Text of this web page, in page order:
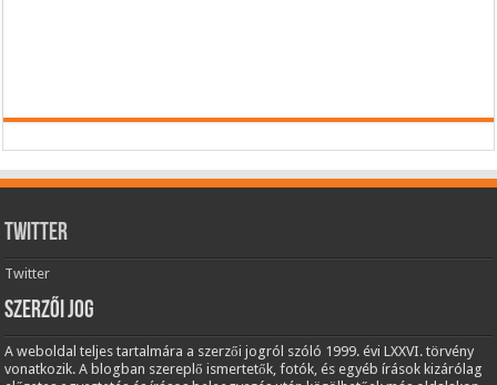
Twitter
Twitter
Szerzői jog
A weboldal teljes tartalmára a szerzői jogról szóló 1999. évi LXXVI. törvény
vonatkozik. A blogban szereplő ismertetők, fotók, és egyéb írások kizárólag